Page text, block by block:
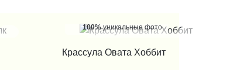
100%уникальные фото
Крассула Овата Хоббит